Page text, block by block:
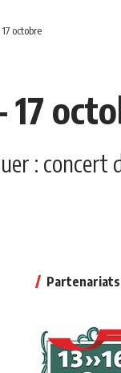
octobre
17
: concert
Partenariats